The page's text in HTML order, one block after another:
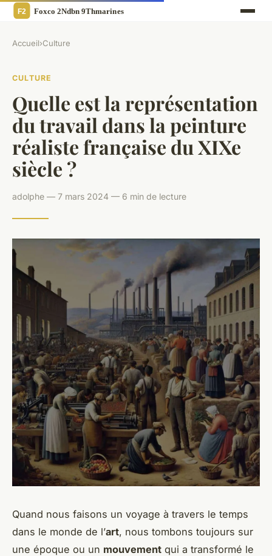
Accueil›Culture
CULTURE
Quelle est la représentation
du travail dans la peinture
réaliste française du XIXe
siècle ?
adolphe — 7 mars 2024 — 6 min de lecture
Quand nous faisons un voyage à travers le temps
dans le monde de l’art, nous tombons toujours sur
une époque ou un mouvement qui a transformé le